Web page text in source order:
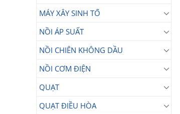
MÁY XÂY SINH TỐ
NỒI ÁP SUẤT
NỒI CHIÊN KHÔNG DẦU
NỒI CƠM ĐIỆN
QUẠT
QUẠT ĐIỀU HÒA
Tủ lạnh LG Inverter
7.900.000
5.690.000₫Giá
hiện
Tủ lạnh LG Inverter
InstaView GR-G257BL
25.990.000₫